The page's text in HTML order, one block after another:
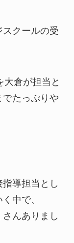
クールの受
大倉が担当と
たっぷりや
導担当とし
中で、
んありまし